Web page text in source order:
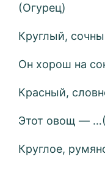
(Огурец)
Круглый,
Он хорош на
Красный,
Этот овощ —
Круглое,